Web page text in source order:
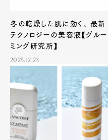
冬の乾燥した肌に効く、 最新
テクノロジーの美容液【グルー
ミング研究所】
2025.12.23